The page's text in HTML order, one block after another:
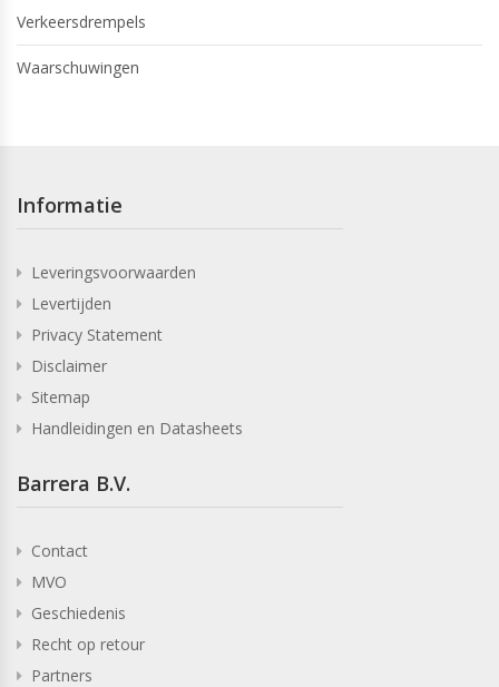
Verkeersdrempels
Waarschuwingen
Informatie
Leveringsvoorwaarden
Levertijden
Privacy Statement
Disclaimer
Sitemap
Handleidingen en Datasheets
Barrera B.V.
Contact
MVO
Geschiedenis
Recht op retour
Partners